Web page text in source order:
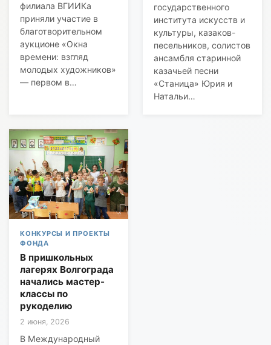
филиала ВГИИКа
приняли участие в
благотворительном
аукционе «Окна
времени: взгляд
молодых художников»
— первом в…
государственного
института искусств и
культуры, казаков-
песельников, солистов
ансамбля старинной
казачьей песни
«Станица» Юрия и
Натальи…
КОНКУРСЫ И ПРОЕКТЫ
ФОНДА
В пришкольных
лагерях Волгограда
начались мастер-
классы по
рукоделию
2 июня, 2026
В Международный